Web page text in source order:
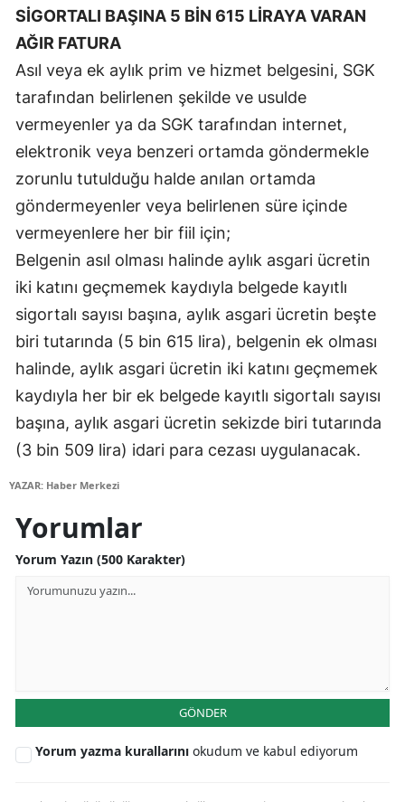
Yozgat
Zonguldak
Aksaray
Bayburt
Karaman
Kırıkkale
Şırnak
Bartın
Iğdır
Yalova
SİGORTALI BAŞINA 5 BİN 615 LİRAYA VARAN
AĞIR FATURA
Asıl veya ek aylık prim ve hizmet belgesini, SGK
tarafından belirlenen şekilde ve usulde
vermeyenler ya da SGK tarafından internet,
elektronik veya benzeri ortamda göndermekle
zorunlu tutulduğu halde anılan ortamda
göndermeyenler veya belirlenen süre içinde
vermeyenlere her bir fiil için;
Belgenin asıl olması halinde aylık asgari ücretin
iki katını geçmemek kaydıyla belgede kayıtlı
sigortalı sayısı başına, aylık asgari ücretin beşte
biri tutarında (5 bin 615 lira), belgenin ek olması
halinde, aylık asgari ücretin iki katını geçmemek
kaydıyla her bir ek belgede kayıtlı sigortalı sayısı
başına, aylık asgari ücretin sekizde biri tutarında
(3 bin 509 lira) idari para cezası uygulanacak.
YAZAR: Haber Merkezi
Yorumlar
Yorum Yazın (500 Karakter)
GÖNDER
Yorum yazma kurallarını okudum ve kabul ediyorum